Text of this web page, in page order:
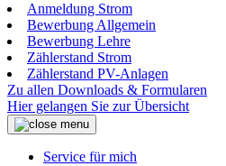
Anmeldung Strom
Bewerbung Allgemein
Bewerbung Lehre
Zählerstand Strom
Zählerstand PV-Anlagen
Zu allen Downloads & Formularen
Hier gelangen Sie zur Übersicht
Service für mich